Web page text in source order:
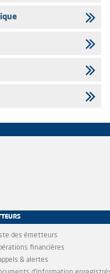
des émetteurs
financières
& alertes